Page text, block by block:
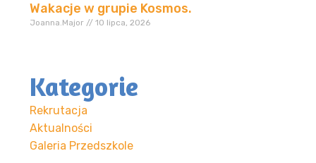
Wakacje w grupie Kosmos.
Joanna.Major 10 lipca, 2026
Kategorie
Rekrutacja
Aktualności
Galeria Przedszkole